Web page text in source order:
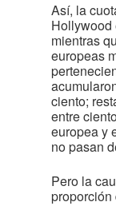
Así, la
Hollywood
mientras
europeas
ciento;
entre
europea y
no pasan
Pero la
proporción